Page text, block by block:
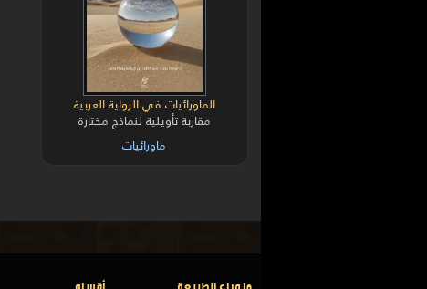
الماورائيات في الرواية العربية
مقاربة تأويلية لنماذج مختارة
ماورائيات
ما وراء الطبيعة أقسام